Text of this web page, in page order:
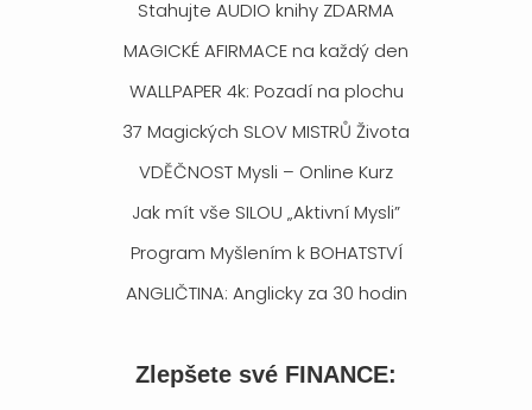
Stahujte AUDIO knihy ZDARMA
MAGICKÉ AFIRMACE na každý den
WALLPAPER 4k: Pozadí na plochu
37 Magických SLOV MISTRŮ Života
VDĚČNOST Mysli – Online Kurz
Jak mít vše SILOU „Aktivní Mysli”
Program Myšlením k BOHATSTVÍ
ANGLIČTINA: Anglicky za 30 hodin
Zlepšete své FINANCE: